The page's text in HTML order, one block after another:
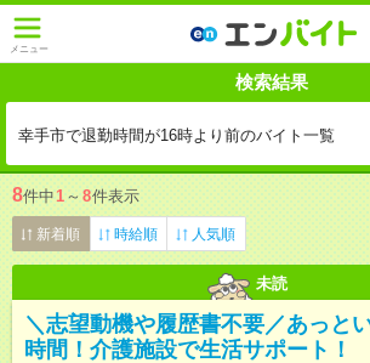
メニュー
検索結果
幸手市で退勤時間が16時より前のバイト一覧
8件中1 ～ 8件表示
新着順 時給順 人気順
未読
＼志望動機や履歴書不要／あっと
時間！介護施設で生活サポート！